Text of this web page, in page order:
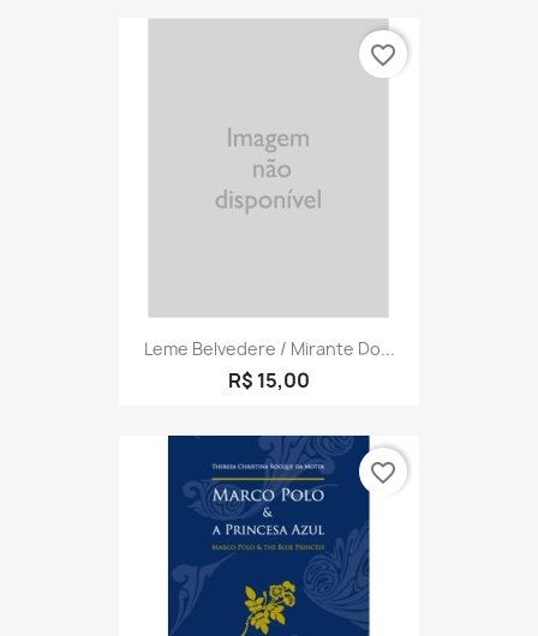
Leme Belvedere / Mirante Do...
R$ 15,00
favorite_border
favorite_border